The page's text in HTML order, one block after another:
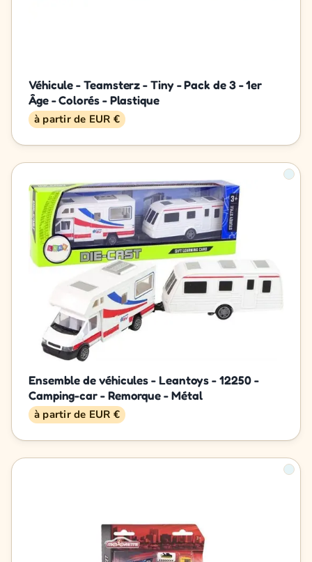
Véhicule - Teamsterz - Tiny - Pack de 3 - 1er
Âge - Colorés - Plastique
à partir de EUR €
Ensemble de véhicules - Leantoys - 12250 -
Camping-car - Remorque - Métal
à partir de EUR €